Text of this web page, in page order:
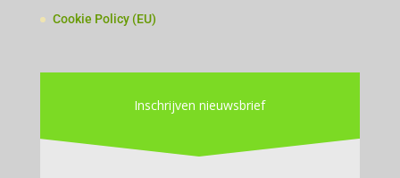
Cookie Policy (EU)
Inschrijven nieuwsbrief